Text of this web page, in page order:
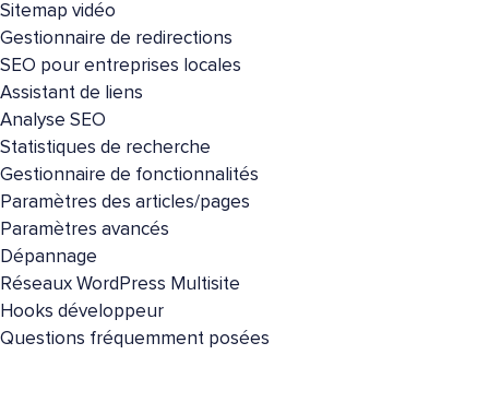
Sitemap vidéo
Gestionnaire de redirections
SEO pour entreprises locales
Assistant de liens
Analyse SEO
Statistiques de recherche
Gestionnaire de fonctionnalités
Paramètres des articles/pages
Paramètres avancés
Dépannage
Réseaux WordPress Multisite
Hooks développeur
Questions fréquemment posées